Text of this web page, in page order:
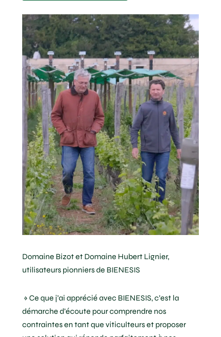
Domaine Bizot et Domaine Hubert Lignier,
utilisateurs pionniers de BIENESIS
» Ce que j’ai apprécié avec BIENESIS, c’est la
démarche d’écoute pour comprendre nos
contraintes en tant que viticulteurs et proposer